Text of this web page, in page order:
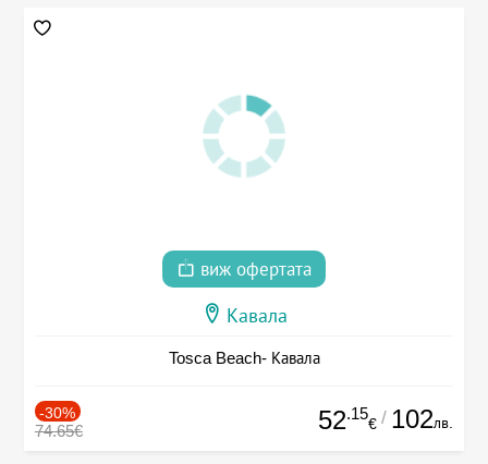
виж офертата
Кавала
Tosca Beach- Кавала
-30%
74.65€ 52.15
€ / 102лв.